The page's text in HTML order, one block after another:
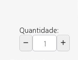
Quantidade: